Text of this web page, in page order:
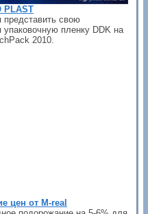
PLAST
представить свою
пленку DDK на
2010.
цен от M-real